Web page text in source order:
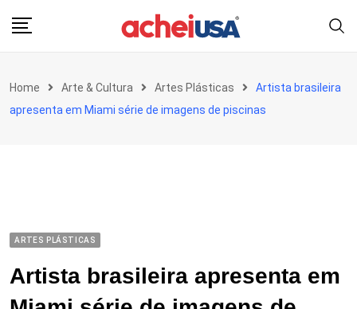
Home Arte & Cultura Artes Plásticas
Artista brasileira
apresenta em Miami série de imagens de piscinas
ARTES PLÁSTICAS
Artista brasileira apresenta em